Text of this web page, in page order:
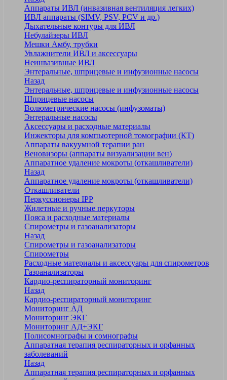
Аппараты ИВЛ (инвазивная вентиляция легких)
ИВЛ аппараты (SIMV, PSV, PCV и др.)
Дыхательные контуры для ИВЛ
Небулайзеры ИВЛ
Мешки Амбу, трубки
Увлажнители ИВЛ и аксессуары
Неинвазивные ИВЛ
Энтеральные, шприцевые и инфузионные насосы
Назад
Энтеральные, шприцевые и инфузионные насосы
Шприцевые насосы
Волюметрические насосы (инфузоматы)
Энтеральные насосы
Аксессуары и расходные материалы
Инжекторы для компьютерной томографии (КТ)
Аппараты вакуумной терапии ран
Веновизоры (аппараты визуализации вен)
Аппаратное удаление мокроты (откашливатели)
Назад
Аппаратное удаление мокроты (откашливатели)
Откашливатели
Перкуссионеры IPP
Жилетные и ручные перкуторы
Пояса и расходные материалы
Спирометры и газоанализаторы
Назад
Спирометры и газоанализаторы
Спирометры
Расходные материалы и аксессуары для спирометров
Газоанализаторы
Кардио-респираторный мониторинг
Назад
Кардио-респираторный мониторинг
Мониторинг АД
Мониторинг ЭКГ
Мониторинг АД+ЭКГ
Полисомнографы и сомнографы
Аппаратная терапия респираторных и орфанных
заболеваний
Назад
Аппаратная терапия респираторных и орфанных